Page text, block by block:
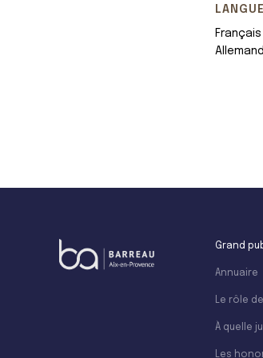
Français
Allemand
Grand
Annuaire
Le rôle
À quelle
Les